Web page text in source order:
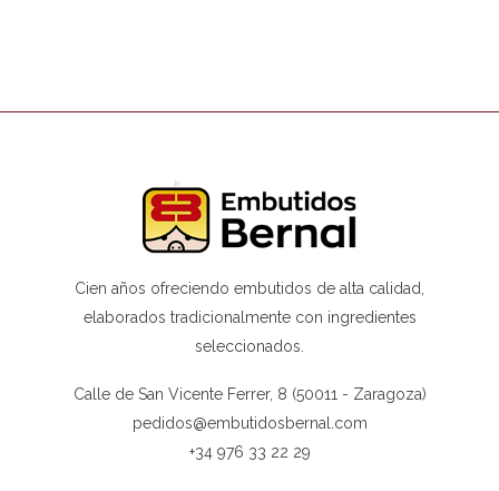
Cien años ofreciendo embutidos de alta calidad,
elaborados tradicionalmente con ingredientes
seleccionados.
Calle de San Vicente Ferrer, 8 (50011 - Zaragoza)
pedidos@embutidosbernal.com
+34 976 33 22 29